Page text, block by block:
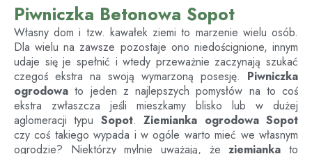
Piwniczka Betonowa Sopot
Własny dom i tzw. kawałek ziemi to marzenie wielu osób.
Dla wielu na zawsze pozostaje ono niedoścignione, innym
udaje się je spełnić i wtedy przeważnie zaczynają szukać
czegoś ekstra na swoją wymarzoną posesję. Piwniczka
ogrodowa to jeden z najlepszych pomysłów na to coś
ekstra zwłaszcza jeśli mieszkamy blisko lub w dużej
aglomeracji typu Sopot.Ziemianka ogrodowaSopot
czy coś takiego wypada i w ogóle warto mieć we własnym
ogrodzie? Niektórzy mylnie uważają, żeziemianka to